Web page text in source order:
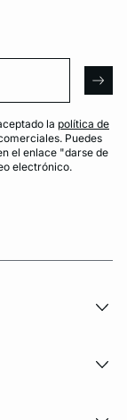
la política de
Puedes
el enlace "darse de
electrónico.